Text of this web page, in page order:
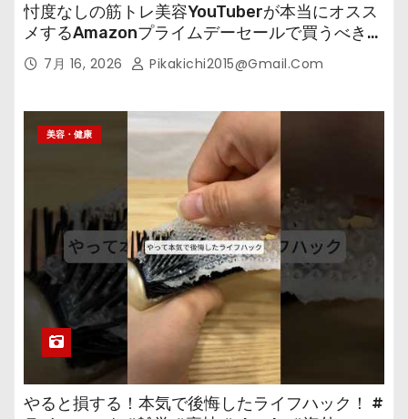
忖度なしの筋トレ美容YouTuberが本当にオスス
メするAmazonプライムデーセールで買うべきも
の 7月 16, 2026 Pikakichi2015@gmail.com
美容・健康
やると損する！本気で後悔したライフハック！ #